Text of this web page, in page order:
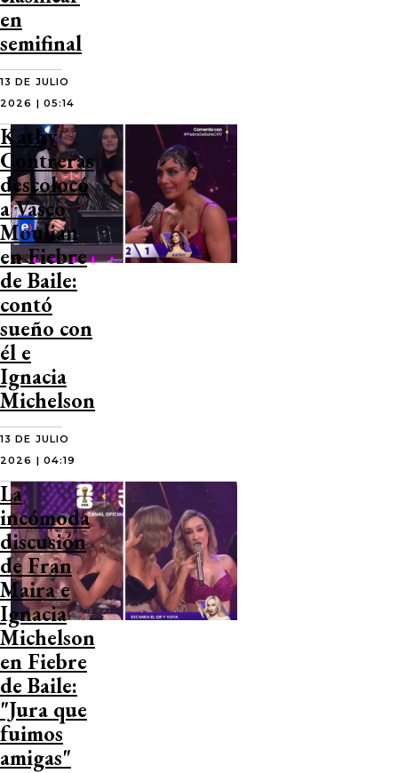
en
semifinal
13 DE JULIO
2026 | 05:14
Kathy
Contreras
descolocó
a Vasco
Moulian
en Fiebre
de Baile:
contó
sueño con
él e
Ignacia
Michelson
13 DE JULIO
2026 | 04:19
La
incómoda
discusión
de Fran
Maira e
Ignacia
Michelson
en Fiebre
de Baile:
"Jura que
fuimos
amigas"